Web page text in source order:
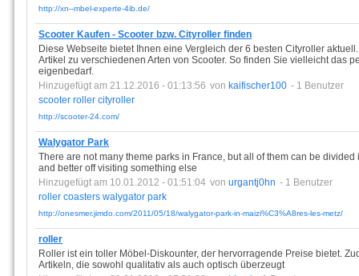
http://xn--mbel-experte-4ib.de/
Scooter Kaufen - Scooter bzw. Cityroller finden
Diese Webseite bietet Ihnen eine Vergleich der 6 besten Cityroller
Artikel zu verschiedenen Arten von Scooter. So finden Sie vielleicht das
eigenbedarf.
Hinzugefügt am 21.12.2016 - 01:13:56 von kaifischer100 - 1 Benutzer
scooter roller cityroller
http://scooter-24.com/
Walygator Park
There are not many theme parks in France, but all of them can be
and better off visiting something else
Hinzugefügt am 10.01.2012 - 01:51:04 von urgantj0hn - 1 Benutzer
roller coasters walygator park
http://onesmer.jimdo.com/2011/05/18/walygator-park-in-maizi%C3%A8res-les-metz/
roller
Roller ist ein toller Möbel-Diskounter, der hervorragende Preise bietet.
Artikeln, die sowohl qualitativ als auch optisch überzeugt